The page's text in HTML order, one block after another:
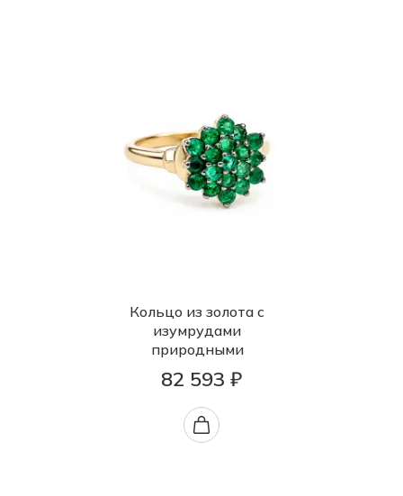
Кольцо из золота с
изумрудами
природными
82 593 ₽